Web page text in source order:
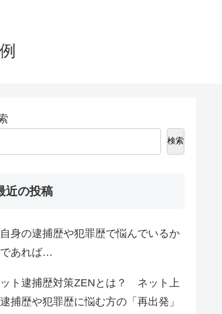
検索
近の投稿
身の逮捕歴や犯罪歴で悩んでいるか
であれば…
ト逮捕歴対策ZENとは？ ネット上
捕歴や犯罪歴に悩む方の「再出発」